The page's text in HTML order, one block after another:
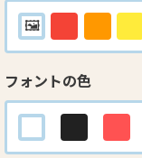
フォントの色